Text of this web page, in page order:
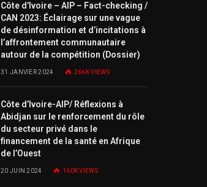
Côte d’Ivoire – AIP – Fact-checking /
CAN 2023: Éclairage sur une vague
de désinformation et d’incitations à
l’affrontement communautaire
autour de la compétition (Dossier)
31 JANVIER 2024 266KVIEWS
Côte d’Ivoire-AIP/ Réflexions à
Abidjan sur le renforcement du rôle
du secteur privé dans le
financement de la santé en Afrique
de l’Ouest
20 JUIN 2024 160KVIEWS